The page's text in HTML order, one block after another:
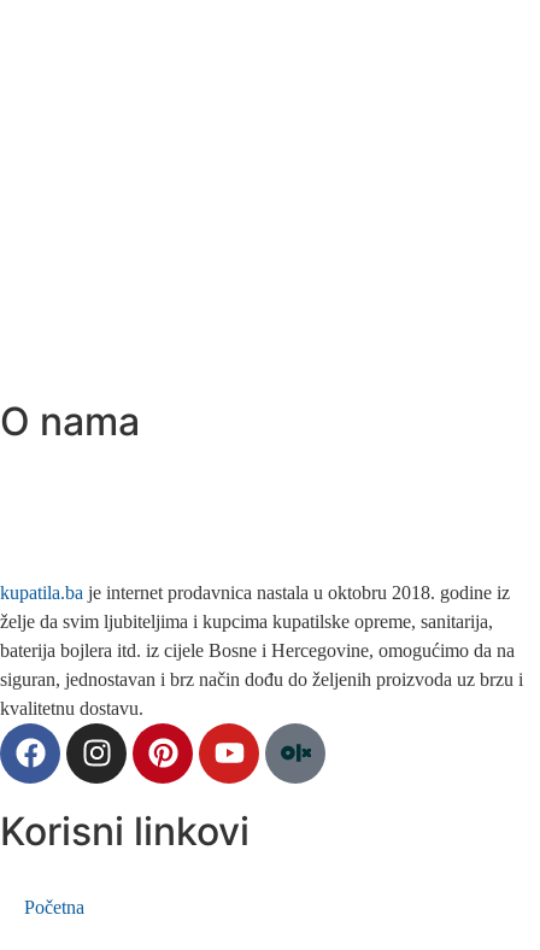
O nama
kupatila.ba je internet prodavnica nastala u oktobru 2018. godine iz
želje da svim ljubiteljima i kupcima kupatilske opreme, sanitarija,
baterija bojlera itd. iz cijele Bosne i Hercegovine, omogućimo da na
siguran, jednostavan i brz način dođu do željenih proizvoda uz brzu i
kvalitetnu dostavu.
Korisni linkovi
Početna